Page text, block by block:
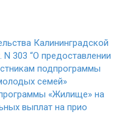
Калининградской
303 “О предоставлении
подпрограммы
семей»
«Жилище» на
выплат на прио